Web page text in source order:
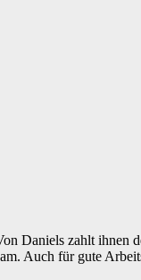
Daniels zahlt ihnen
Auch für gute